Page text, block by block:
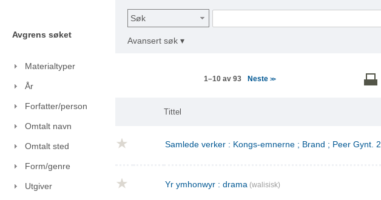
Avgrens søket
Materialtyper
År
Forfatter/person
Omtalt navn
Omtalt sted
Form/genre
Utgiver
Søk
Avansert søk ▾
1–10 av 93 Neste>>
Tittel
Samlede verker : Kongs-emnerne ; Brand ; Peer Gynt. 2
Yr ymhonwyr : drama (walisisk)